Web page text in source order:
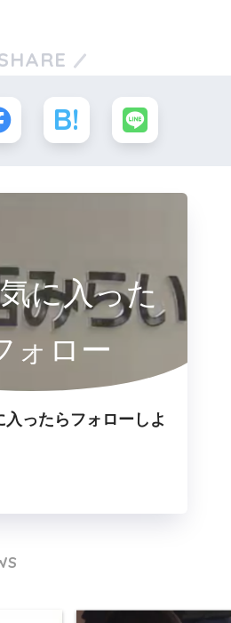
に入った
ォロー
入ったらフォローしよ